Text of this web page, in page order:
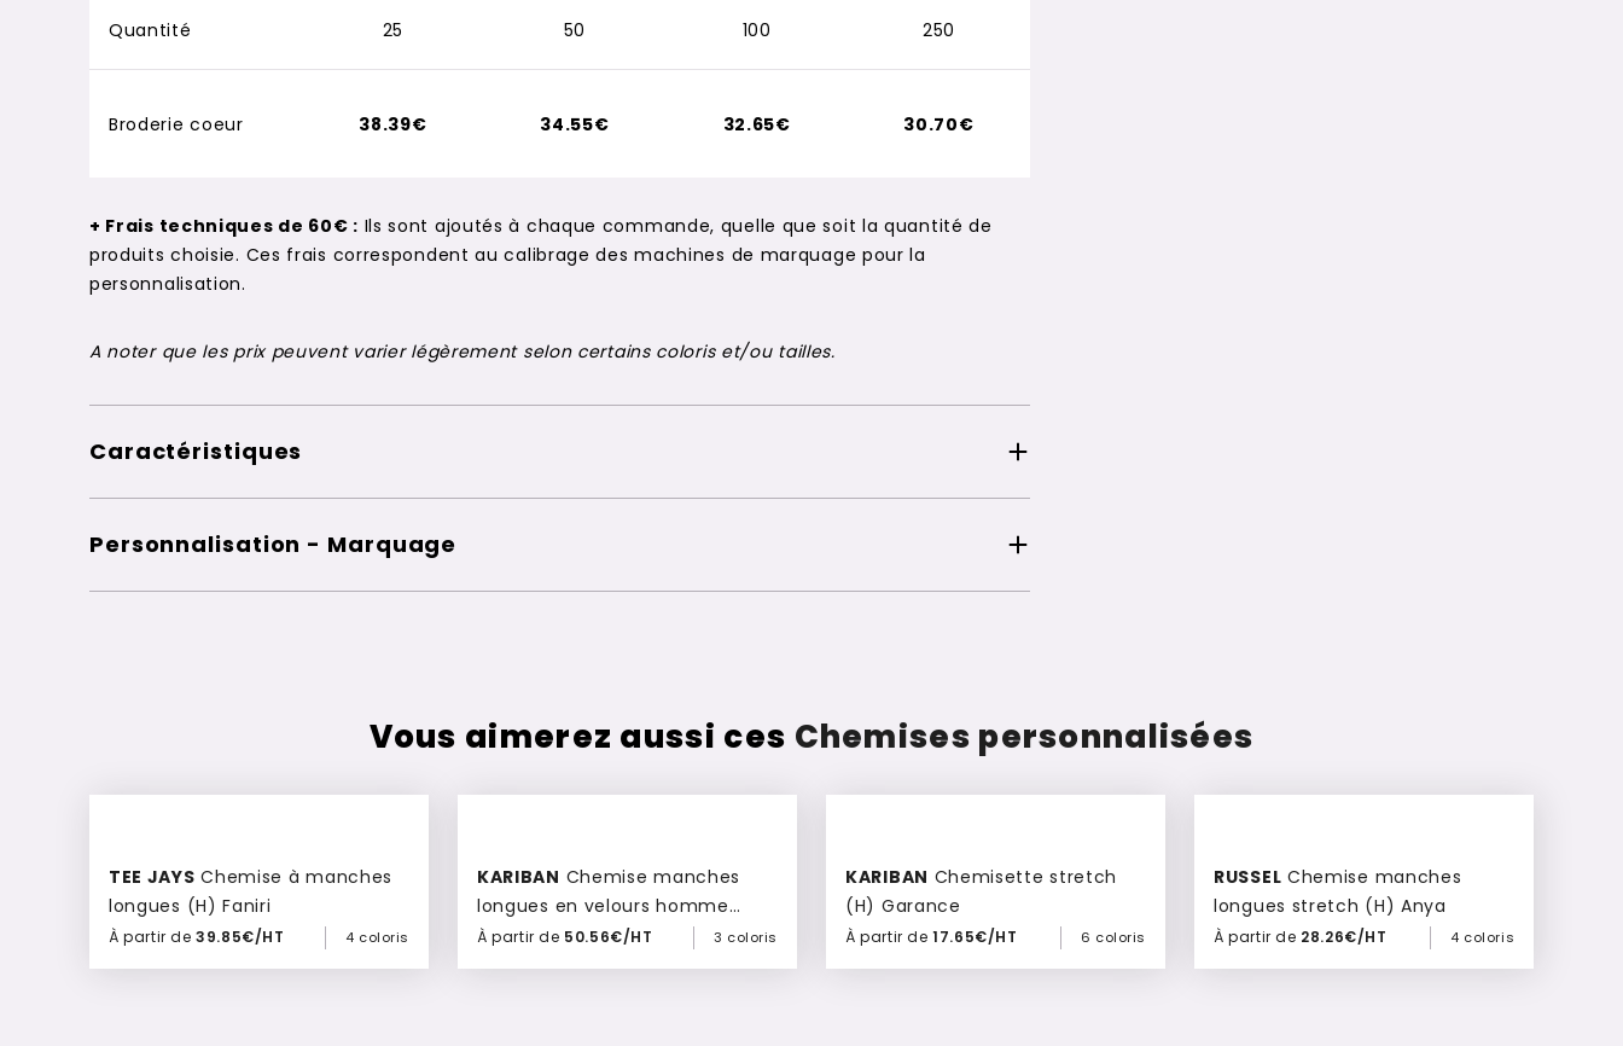
Quantité
Broderie coeur
25 50 100 250
38.39€ 34.55€ 32.65€ 30.70€
+ Frais techniques de 60€ : Ils sont ajoutés à chaque commande, quelle que soit la quantité de
produits choisie. Ces frais correspondent au calibrage des machines de marquage pour la
personnalisation.
A noter que les prix peuvent varier légèrement selon certains coloris et/ou tailles.
Caractéristiques
Personnalisation - Marquage
Vous aimerez aussi ces Chemises personnalisées
TEE JAYS Chemise à manches
longues (H) Faniri
À partir de39.85€/HT 4 coloris
Ajouter à mon devis
KARIBAN
longues en velours homme
Kylian
À partir de 50.56€/HT 3 coloris
Ajouter à mon devis
KARIBAN
(H) Garance
À partir de17.65€/HT 6 coloris
Ajouter à mon devis
RUSSEL
longues stretch (H) Anya
À partir de 28.26€/HT 4 coloris
Ajouter à mon devis